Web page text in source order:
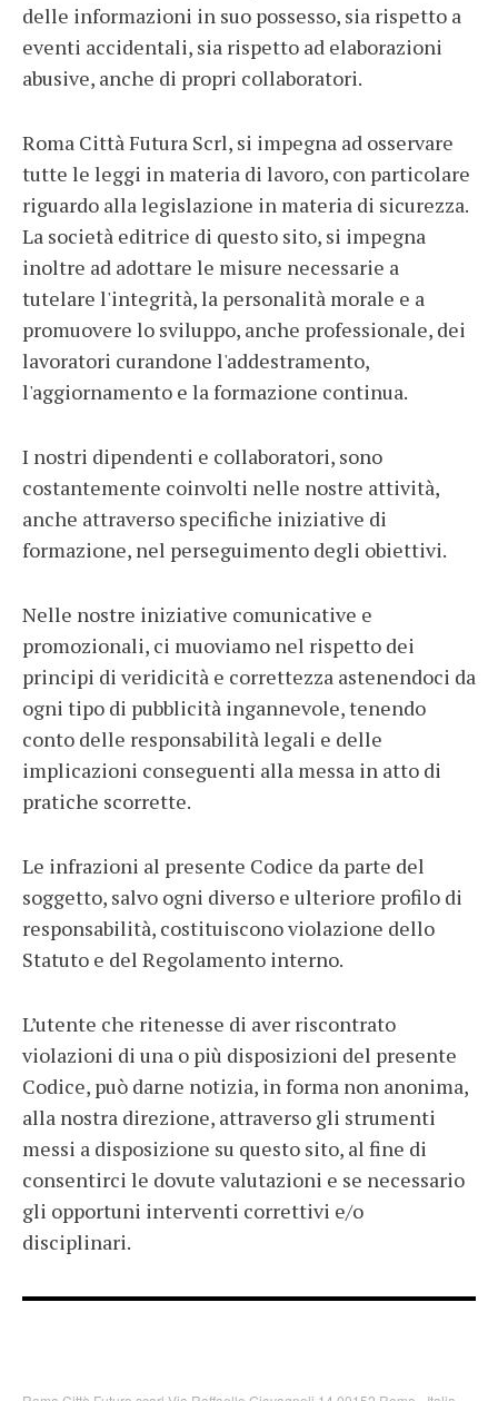
delle informazioni in suo possesso, sia rispetto a
eventi accidentali, sia rispetto ad elaborazioni
abusive, anche di propri collaboratori.
Roma Città Futura Scrl, si impegna ad osservare
tutte le leggi in materia di lavoro, con particolare
riguardo alla legislazione in materia di sicurezza.
La società editrice di questo sito, si impegna
inoltre ad adottare le misure necessarie a
tutelare l'integrità, la personalità morale e a
promuovere lo sviluppo, anche professionale, dei
lavoratori curandone l'addestramento,
l'aggiornamento e la formazione continua.
I nostri dipendenti e collaboratori, sono
costantemente coinvolti nelle nostre attività,
anche attraverso specifiche iniziative di
formazione, nel perseguimento degli obiettivi.
Nelle nostre iniziative comunicative e
promozionali, ci muoviamo nel rispetto dei
principi di veridicità e correttezza astenendoci da
ogni tipo di pubblicità ingannevole, tenendo
conto delle responsabilità legali e delle
implicazioni conseguenti alla messa in atto di
pratiche scorrette.
Le infrazioni al presente Codice da parte del
soggetto, salvo ogni diverso e ulteriore profilo di
responsabilità, costituiscono violazione dello
Statuto e del Regolamento interno.
L’utente che ritenesse di aver riscontrato
violazioni di una o più disposizioni del presente
Codice, può darne notizia, in forma non anonima,
alla nostra direzione, attraverso gli strumenti
messi a disposizione su questo sito, al fine di
consentirci le dovute valutazioni e se necessario
gli opportuni interventi correttivi e/o
disciplinari.